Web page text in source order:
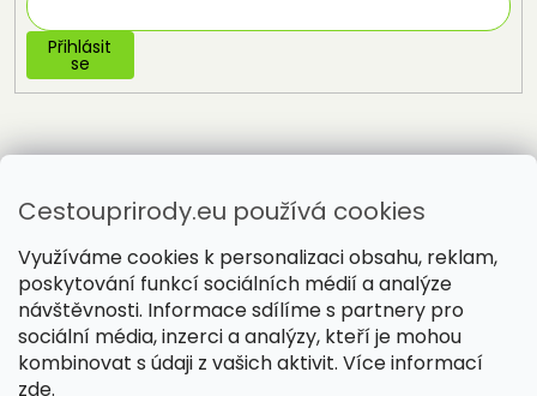
Cestouprirody.eu používá cookies
Využíváme cookies k personalizaci obsahu, reklam,
poskytování funkcí sociálních médií a analýze
návštěvnosti. Informace sdílíme s partnery pro
sociální média, inzerci a analýzy, kteří je mohou
kombinovat s údaji z vašich aktivit. Více informací
zde.
Přihlásit
se
Vytvořil Shoptet
Copyright 2026